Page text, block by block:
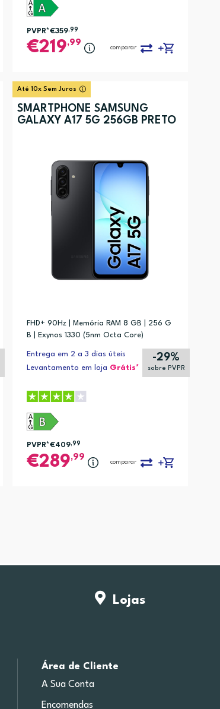
PVPR*€359,99
219,99
comparar
Até 10x Sem Juros
SMARTPHONE SAMSUNG
GALAXY A17 5G 256GB PRETO
FHD+ 90Hz | Memória RAM 8 GB | 256 G
B | Exynos 1330 (5nm Octa Core)
Entrega em 2 a 3 dias úteis
Levantamento em loja Grátis*
-29%
sobre PVPR
PVPR*€409,99
289,99
comparar
Lojas
Área de Cliente
A Sua Conta
Encomendas